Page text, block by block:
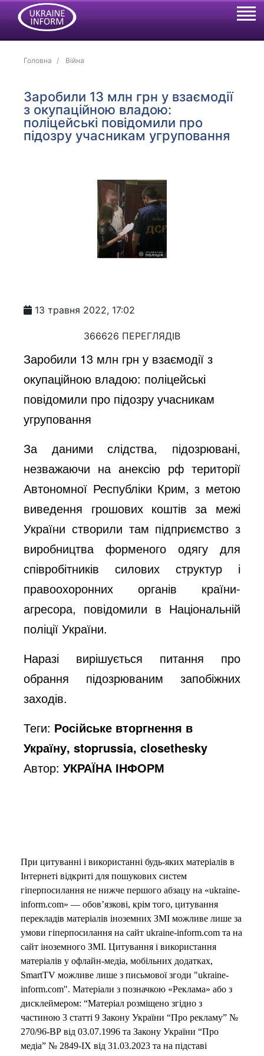
Головна Війна
Заробили 13 млн грн у взаємодії
з окупаційною владою:
поліцейські повідомили про
підозру учасникам угруповання
13 травня 2022, 17:02
366626 ПЕРЕГЛЯДІВ
Заробили 13 млн грн у взаємодії з
окупаційною владою: поліцейські
повідомили про підозру учасникам
угруповання
За даними слідства, підозрювані,
незважаючи на анексію рф території
Автономної Республіки Крим, з метою
виведення грошових коштів за межі
України створили там підприємство з
виробництва форменого одягу для
співробітників силових структур і
правоохоронних органів країни-
агресора, повідомили в Національній
поліції України.
Наразі вирішується питання про
обрання підозрюваним запобіжних
заходів.
Теги: Російське вторгнення в
Україну, stoprussia, closethesky
Автор:УКРАЇНА ІНФОРМ
При цитуванні і використанні будь-яких матеріалів в
Інтернеті відкриті для пошукових систем
гіперпосилання не нижче першого абзацу на «ukraine-
inform.com» — обов’язкові, крім того, цитування
перекладів матеріалів іноземних ЗМІ можливе лише за
умови гіперпосилання на сайт ukraine-inform.com та на
сайт іноземного ЗМІ. Цитування і використання
матеріалів у офлайн-медіа, мобільних додатках,
SmartTV можливе лише з письмової згоди "ukraine-
inform.com". Матеріали з позначкою «Реклама» або з
дисклеймером: “Матеріал розміщено згідно з
частиною 3 статті 9 Закону України “Про рекламу” №
270/96-ВР від 03.07.1996 та Закону України “Про
медіа” № 2849-IX від 31.03.2023 та на підставі